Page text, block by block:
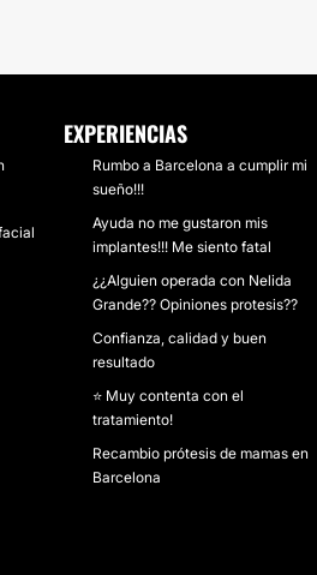
EXPERIENCIAS
Rumbo a Barcelona a cumplir mi
sueño!!!
Ayuda no me gustaron mis
implantes!!! Me siento fatal
¿¿Alguien operada con Nelida
Grande?? Opiniones protesis??
Confianza, calidad y buen
resultado
⭐ Muy contenta con el
tratamiento!
Recambio prótesis de mamas en
Barcelona